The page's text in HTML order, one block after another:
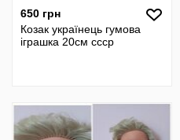
650 грн
Козак українець гумова
іграшка 20см ссср